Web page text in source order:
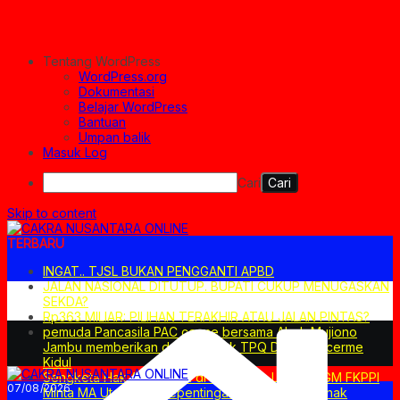
Tentang WordPress
WordPress.org
Dokumentasi
Belajar WordPress
Bantuan
Umpan balik
Masuk Log
Cari
Skip to content
TERBARU
INGAT.. TJSL BUKAN PENGGANTI APBD
JALAN NASIONAL DITUTUP. BUPATI CUKUP MENUGASKAN
SEKDA?
Rp363 MILIAR: PILIHAN TERAKHIR ATAU JALAN PINTAS?
pemuda Pancasila PAC cerme bersama Abah Mujiono
Jambu memberikan donasi untuk TPQ Darul Ilmi cerme
Kidul
Sengketa Hak Asuh Anak di Pasuruan, LPA dan GM FKPPI
Minta MA Utamakan Kepentingan Terbaik bagi Anak
07/08/2026